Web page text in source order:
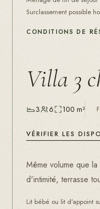
Surclassement possible
CONDITIONS DE
Villa 3
3 6 100 m²
VÉRIFIER LES
Même volume que
d'intimité, terrasse
Lit bébé ou lit d'appoint